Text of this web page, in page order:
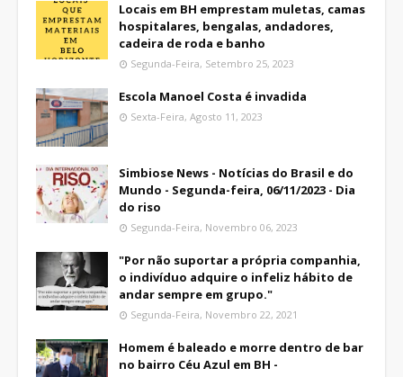
Locais em BH emprestam muletas, camas
hospitalares, bengalas, andadores,
cadeira de roda e banho
Segunda-Feira, Setembro 25, 2023
Escola Manoel Costa é invadida
Sexta-Feira, Agosto 11, 2023
Simbiose News - Notícias do Brasil e do
Mundo - Segunda-feira, 06/11/2023 - Dia
do riso
Segunda-Feira, Novembro 06, 2023
"Por não suportar a própria companhia,
o indivíduo adquire o infeliz hábito de
andar sempre em grupo."
Segunda-Feira, Novembro 22, 2021
Homem é baleado e morre dentro de bar
no bairro Céu Azul em BH -